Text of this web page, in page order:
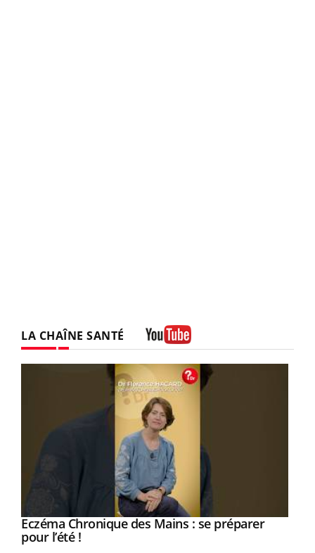
LA CHAÎNE SANTÉ
Youtube
Eczéma Chronique des Mains : se préparer
pour l’été !Youtube